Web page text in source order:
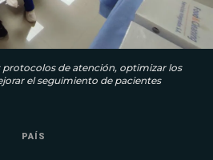
de atención, optimizar los
el seguimiento de pacientes
PAÍS